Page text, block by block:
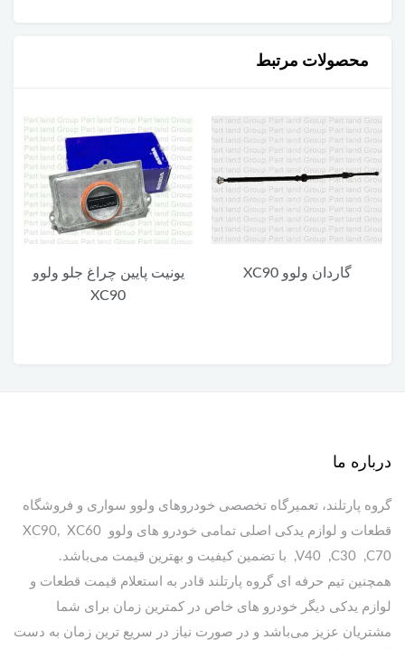
محصولات مرتبط
گاردان ولوو XC90
یونیت پایین چراغ جلو ولوو
XC90
درباره ما
گروه پارتلند، تعمیرگاه تخصصی خودروهای ولوو سواری و فروشگاه
قطعات و لوازم یدکی اصلی تمامی خودرو های ولوو XC90, XC60
,V40 ,C30 ,C70 با تضمین کیفیت و بهترین قیمت می‌باشد.
همچنین تیم حرفه ای گروه پارتلند قادر به استعلام قیمت قطعات و
لوازم یدکی دیگر خودرو های خاص در کمترین زمان برای شما
مشتریان عزیز می‌باشد و در صورت نیاز در سریع ترین زمان به دست